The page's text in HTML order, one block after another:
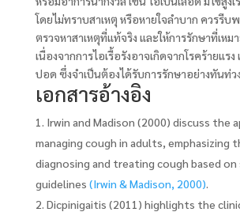
โดยไม่ทราบสาเหตุ หรือหายใจลำบาก ควรรี
ตรวจหาสาเหตุที่แท้จริง และให้การรักษาที่เหม
เนื่องจากการไอเรื้อรังอาจเกิดจากโรคร้ายแรง
ปอด ซึ่งจำเป็นต้องได้รับการรักษาอย่างทันท่ว
เอกสารอ้างอิง
Irwin and Madison (2000) discuss the
managing cough in adults, emphasizing
diagnosing and treating cough based
guidelines (Irwin & Madison, 2000).
Dicpinigaitis (2011) highlights the